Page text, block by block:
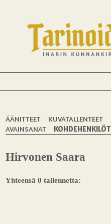
ÄÄNITTEET KUVATALLENTEET
AVAINSANAT
KOHDEHENKILÖT
Hirvonen Saara
Yhteensä 0 tallennetta: